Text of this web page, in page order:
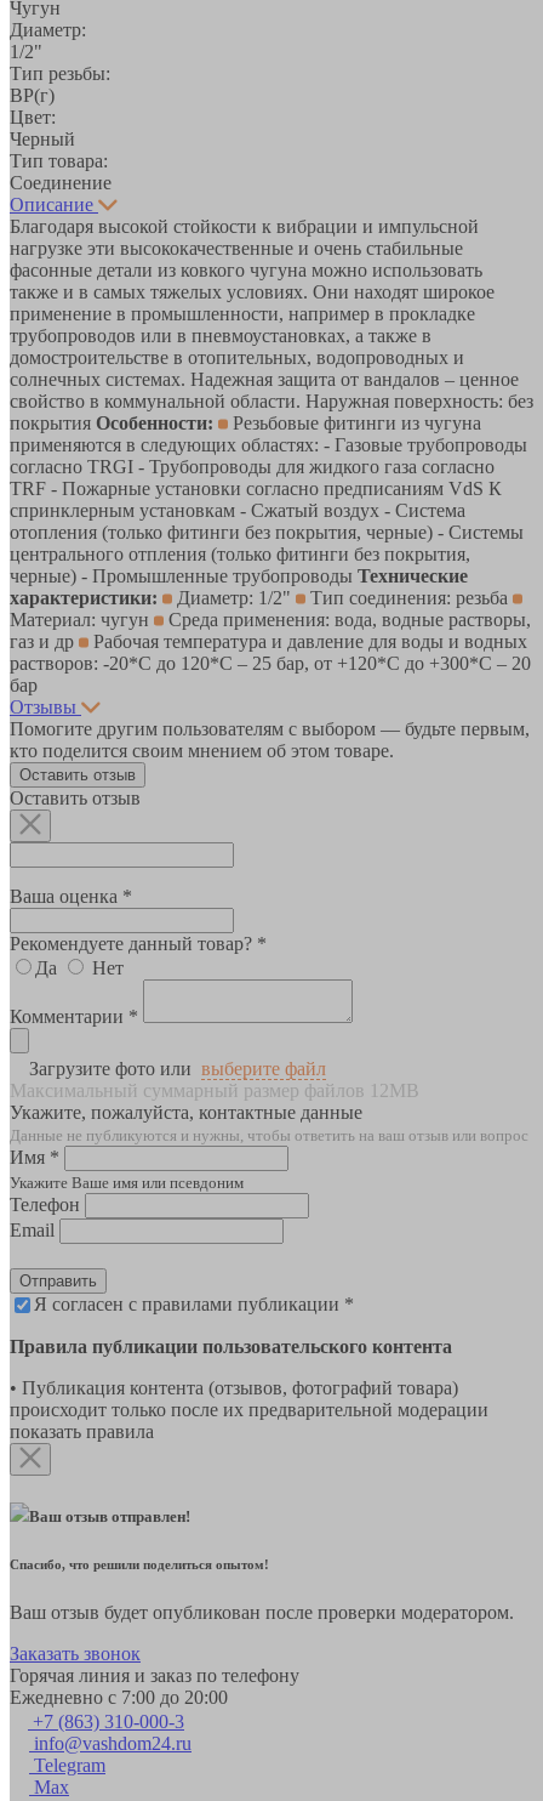
Чугун
Диаметр:
1/2"
Тип резьбы:
ВР(г)
Цвет:
Черный
Тип товара:
Соединение
Описание
Благодаря высокой стойкости к вибрации и импульсной
нагрузке эти высококачественные и очень стабильные
фасонные детали из ковкого чугуна можно использовать
также и в самых тяжелых условиях. Они находят широкое
применение в промышленности, например в прокладке
трубопроводов или в пневмоустановках, а также в
домостроительстве в отопительных, водопроводных и
солнечных системах. Надежная защита от вандалов – ценное
свойство в коммунальной области. Наружная поверхность: без
покрытия Особенности:
Резьбовые фитинги из чугуна
применяются в следующих областях: - Газовые трубопроводы
согласно TRGI - Трубопроводы для жидкого газа согласно
TRF - Пожарные установки согласно предписаниям VdS К
спринклерным установкам - Сжатый воздух - Система
отопления (только фитинги без покрытия, черные) - Системы
центрального отпления (только фитинги без покрытия,
черные) - Промышленные трубопроводы Технические
характеристики:
Диаметр: 1/2"
Тип соединения: резьба
Материал: чугун
Среда применения: вода, водные растворы,
газ и др
Рабочая температура и давление для воды и водных
растворов: -20*C до 120*С – 25 бар, от +120*C до +300*С – 20
бар
Отзывы
Помогите другим пользователям с выбором — будьте первым,
кто поделится своим мнением об этом товаре.
Оставить отзыв
Оставить отзыв
Ваша оценка *
Рекомендуете данный товар? *
Да
Нет
Комментарии *
Загрузите фото или выберите файл
Максимальный суммарный размер файлов 12MB
Укажите, пожалуйста, контактные данные
Данные не публикуются и нужны, чтобы ответить на ваш отзыв или вопрос
Имя *
Укажите Ваше имя или псевдоним
Телефон
Email
Отправить
Я согласен с правилами публикации *
Правила публикации пользовательского контента
• Публикация контента (отзывов, фотографий товара)
происходит только после их предварительной модерации
показать правила
Ваш отзыв отправлен!
Спасибо, что решили поделиться опытом!
Ваш отзыв будет опубликован после проверки модератором.
Заказать звонок
Горячая линия и заказ по телефону
Ежедневно с 7:00 до 20:00
+7 (863) 310-000-3
info@vashdom24.ru
Telegram
Max